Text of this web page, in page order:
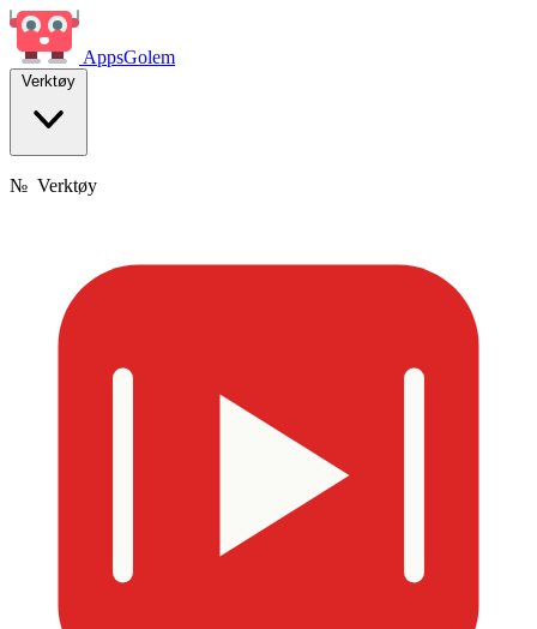
AppsGolem
Verktøy
№ Verktøy